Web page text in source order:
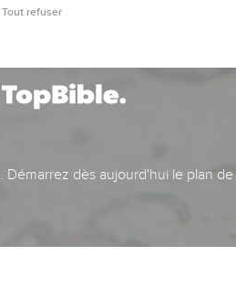
dès aujourd'hui le plan
Tout refuser